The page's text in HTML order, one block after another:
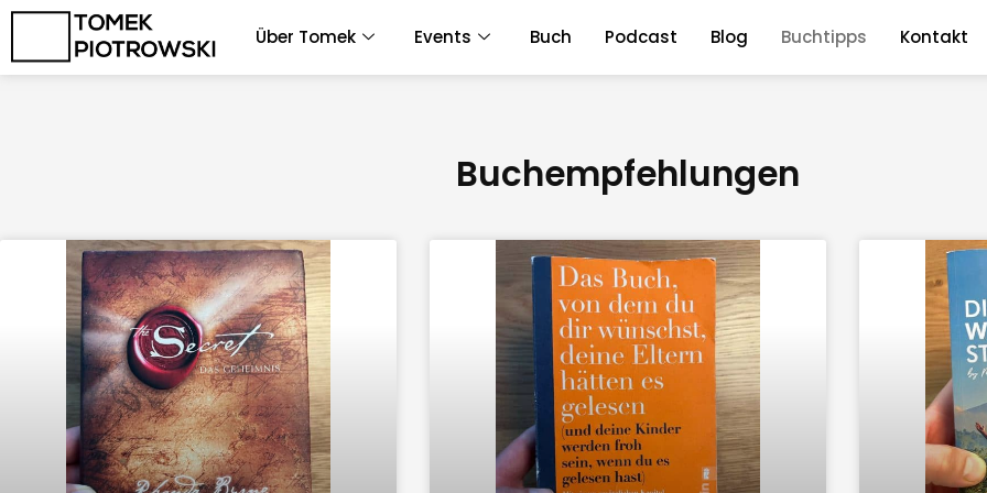
Zum
springen
Über Tomek Events Buch Podcast Blog Buchtipps Kontakt
Buchempfehlungen
S
e
i
t
e
S
e
i
t
e